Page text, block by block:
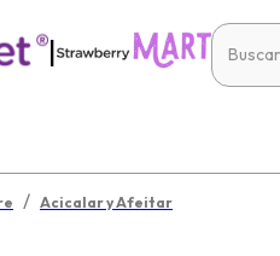
|
/ Acicalar y Afeitar